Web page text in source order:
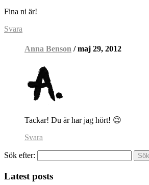
Fina ni är!
Svara
Anna Benson / maj 29, 2012
Tackar! Du är har jag hört! 😉
Svara
Sök efter:
Latest posts